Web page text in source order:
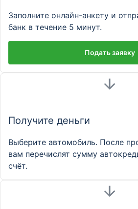
Заполните онлайн-анкету и
банк в течение 5 минут.
Подать заявку
Получите деньги
Выберите автомобиль. После
вам перечислят сумму
счёт.